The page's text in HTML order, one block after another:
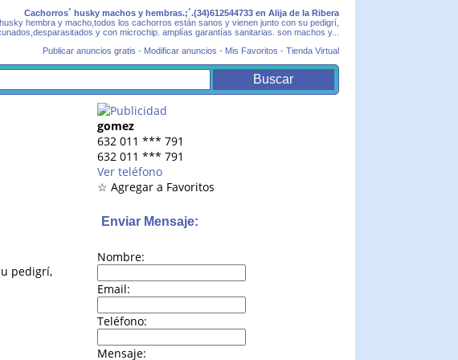
Cachorros´ husky machos y hembras.;´.(34)612544733 en Alija de la Ribera
hembra y macho,todos los cachorros están sanos y vienen junto con su pedigrí,
y con microchip. amplías garantías sanitarias. son machos y...
Publicar anuncios gratis - Modificar anuncios - Mis Favoritos - Tienda Virtual
pedigrí,
gomez
632 011 *** 791
632 011 *** 791
Ver teléfono
☆ Agregar a Favoritos
Enviar Mensaje:
Nombre:
Email:
Teléfono:
Mensaje: